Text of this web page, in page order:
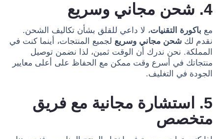
4. شحن مجاني وسريع
مع باكورة التقنيات، لا داعي للقلق بشأن تكاليف الشحن.
نقدم لك شحن مجاني وسريع لجميع المنتجات، أينما كنت في
المملكة. نحن ندرك أن الوقت ثمين، لذا نضمن توصيل
منتجاتك في أسرع وقت ممكن مع الحفاظ على أعلى معايير
الجودة في التغليف.
5. استشارة مجانية مع فريق
متخصص